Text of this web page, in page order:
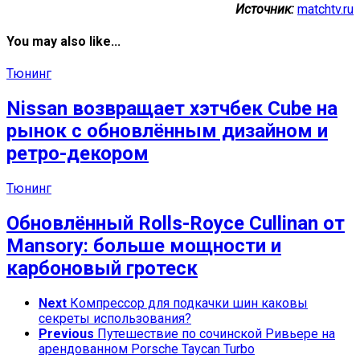
Источник: matchtv.ru
You may also like...
Тюнинг
Nissan возвращает хэтчбек Cube на
рынок с обновлённым дизайном и
ретро-декором
Тюнинг
Обновлённый Rolls-Royce Cullinan от
Mansory: больше мощности и
карбоновый гротеск
Next Компрессор для подкачки шин каковы
секреты использования?
Previous Путешествие по сочинской Ривьере на
арендованном Porsche Taycan Turbo